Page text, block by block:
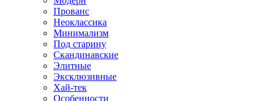
Прованс
Неоклассика
Минимализм
Под старину
Скандинавские
Элитные
Эксклюзивные
Хай-тек
Особенности